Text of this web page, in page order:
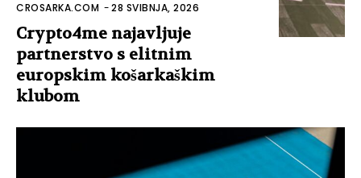
CROSARKA.COM -28 SVIBNJA, 2026
Crypto4me najavljuje
partnerstvo s elitnim
europskim košarkaškim
klubom